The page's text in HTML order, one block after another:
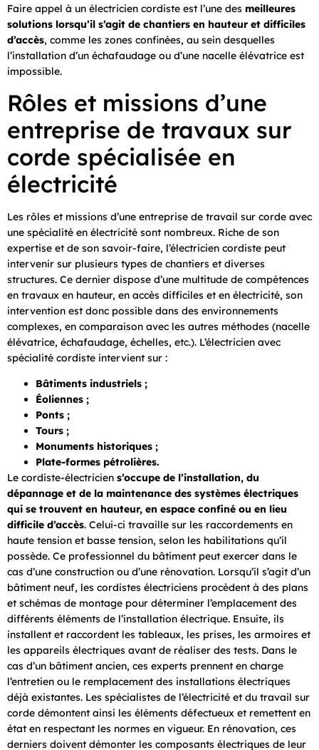
Faire appel à un électricien cordiste est l’une des meilleures
solutions lorsqu’il s’agit de chantiers en hauteur et difficiles
d’accès, comme les zones confinées, au sein desquelles
l’installation d’un échafaudage ou d’une nacelle élévatrice est
impossible.
Rôles et missions d’une
entreprise de travaux sur
corde spécialisée en
électricité
Les rôles et missions d’une entreprise de travail sur corde avec
une spécialité en électricité sont nombreux. Riche de son
expertise et de son savoir-faire, l’électricien cordiste peut
intervenir sur plusieurs types de chantiers et diverses
structures. Ce dernier dispose d’une multitude de compétences
en travaux en hauteur, en accès difficiles et en électricité, son
intervention est donc possible dans des environnements
complexes, en comparaison avec les autres méthodes (nacelle
élévatrice, échafaudage, échelles, etc.). L’électricien avec
spécialité cordiste intervient sur :
Bâtiments industriels ;
Éoliennes ;
Ponts ;
Tours ;
Monuments historiques ;
Plate-formes pétrolières.
Le cordiste-électricien s’occupe de l’installation, du
dépannage et de la maintenance des systèmes électriques
qui se trouvent en hauteur, en espace confiné ou en lieu
difficile d’accès. Celui-ci travaille sur les raccordements en
haute tension et basse tension, selon les habilitations qu’il
possède. Ce professionnel du bâtiment peut exercer dans le
cas d’une construction ou d’une rénovation. Lorsqu’il s’agit d’un
bâtiment neuf, les cordistes électriciens procèdent à des plans
et schémas de montage pour déterminer l’emplacement des
différents éléments de l’installation électrique. Ensuite, ils
installent et raccordent les tableaux, les prises, les armoires et
les appareils électriques avant de réaliser des tests. Dans le
cas d’un bâtiment ancien, ces experts prennent en charge
l’entretien ou le remplacement des installations électriques
déjà existantes. Les spécialistes de l’électricité et du travail sur
corde démontent ainsi les éléments défectueux et remettent en
état en respectant les normes en vigueur. En rénovation, ces
derniers doivent démonter les composants électriques de leur